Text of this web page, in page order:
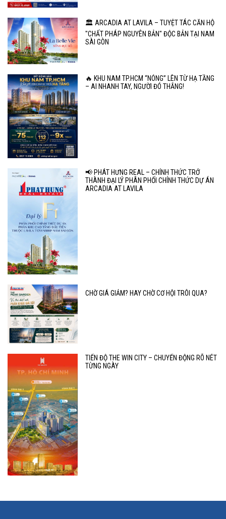
🏛️ ARCADIA AT LAVILA – TUYỆT TÁC CĂN HỘ
"CHẤT PHÁP NGUYÊN BẢN" ĐỘC BẢN TẠI NAM
SÀI GÒN
🔥 KHU NAM TP.HCM “NÓNG” LÊN TỪ HẠ TẦNG
– AI NHANH TAY, NGƯỜI ĐÓ THẮNG!
📢 PHÁT HƯNG REAL – CHÍNH THỨC TRỞ
THÀNH ĐẠI LÝ PHÂN PHỐI CHÍNH THỨC DỰ ÁN
ARCADIA AT LAVILA
CHỜ GIÁ GIẢM? HAY CHỜ CƠ HỘI TRÔI QUA?
TIẾN ĐỘ THE WIN CITY – CHUYỂN ĐỘNG RÕ NÉT
TỪNG NGÀY